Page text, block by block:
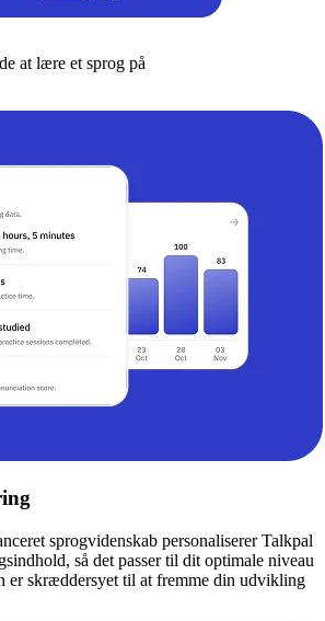
at lære et sprog på
sprogvidenskab personaliserer Talkpal
så det passer til dit optimale niveau
er skræddersyet til at fremme din udvikling